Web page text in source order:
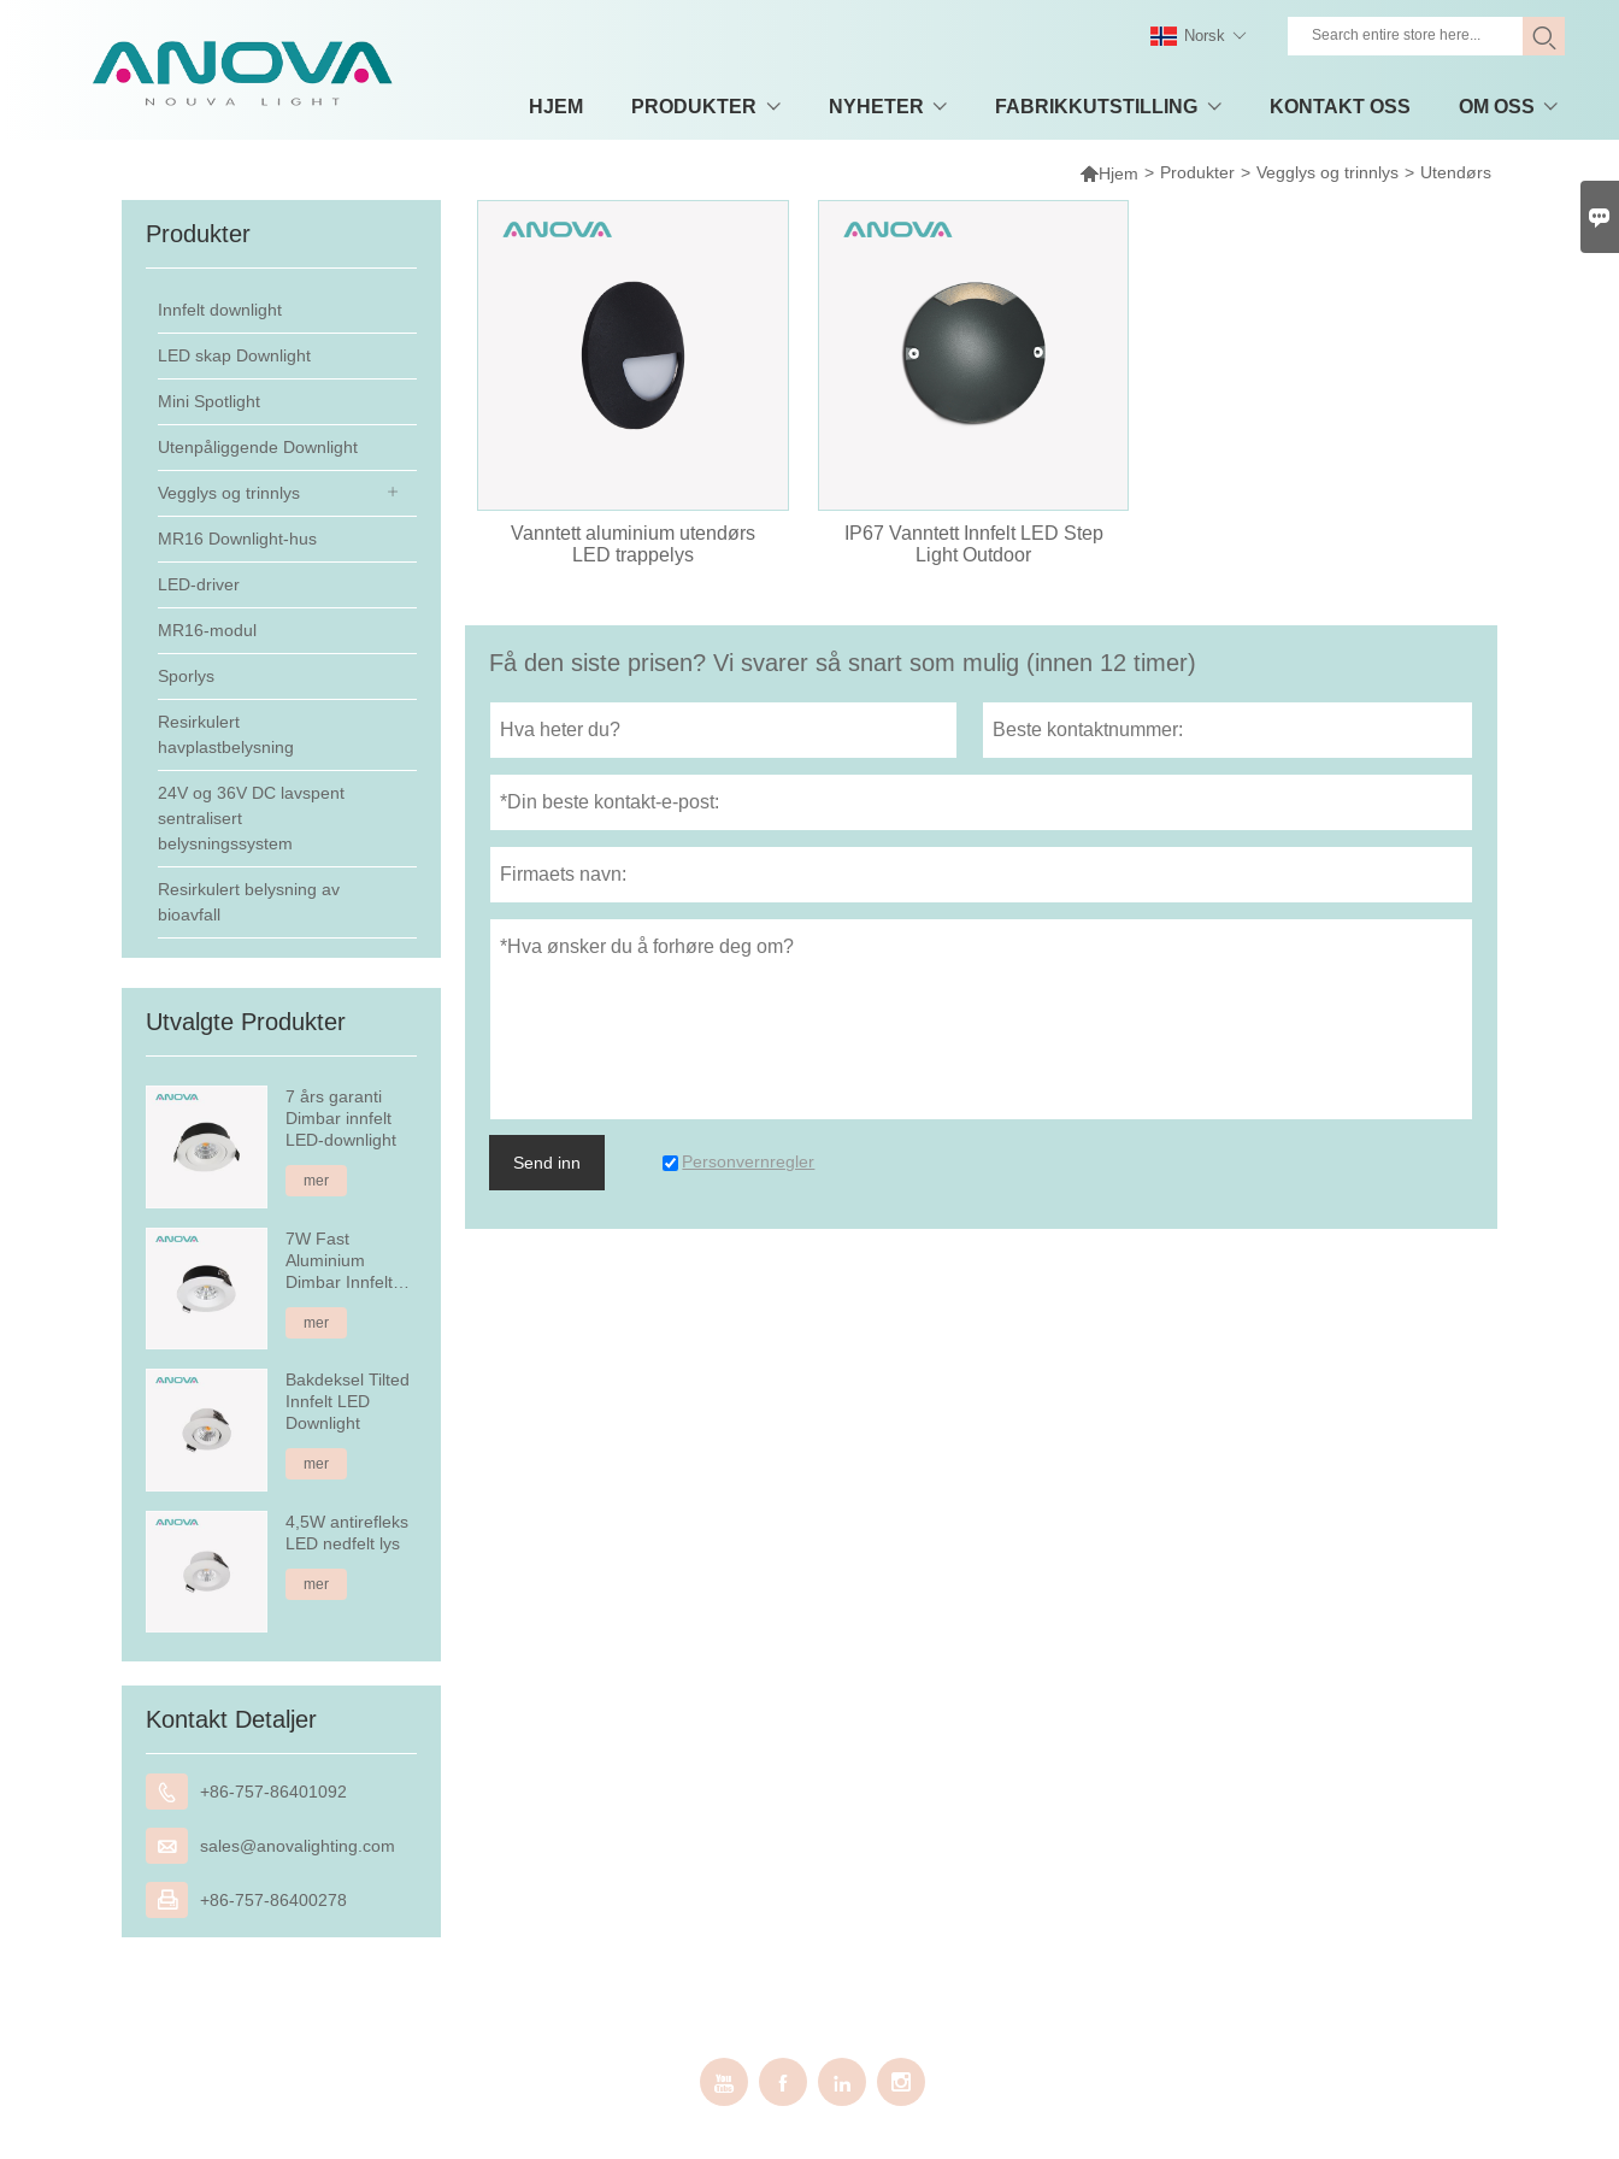
HJEM PRODUKTER NYHETER FABRIKKUTSTILLING KONTAKT OSS OM OSS
Norsk
Hjem > Produkter > Vegglys og trinnlys > Utendørs
Produkter
Innfelt downlight
LED skap Downlight
Mini Spotlight
Utenpåliggende Downlight
Vegglys og trinnlys
MR16 Downlight-hus
LED-driver
MR16-modul
Sporlys
Resirkulert
havplastbelysning
24V og 36V DC lavspent
sentralisert
belysningssystem
Resirkulert belysning av
bioavfall
Utvalgte Produkter
7 års garanti
Dimbar innfelt
LED-downlight
mer
7W Fast
Aluminium
Dimbar Innfelt
LED Downlight
mer
Bakdeksel Tilted
Innfelt LED
Downlight
mer
4,5W antirefleks
LED nedfelt lys
mer
Kontakt Detaljer
 +86-757-86401092
 sales@anovalighting.com
 +86-757-86400278
Vanntett aluminium utendørs
LED trappelys
IP67 Vanntett Innfelt LED Step
Light Outdoor
Få den siste prisen? Vi svarer så snart som mulig (innen 12 timer)
Send inn Personvernregler
   
